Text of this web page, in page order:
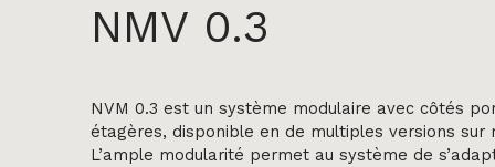
NMV 0.3
NVM 0.3 est un système modulaire avec côtés
étagères, disponible en de multiples versions sur
L’ample modularité permet au système de